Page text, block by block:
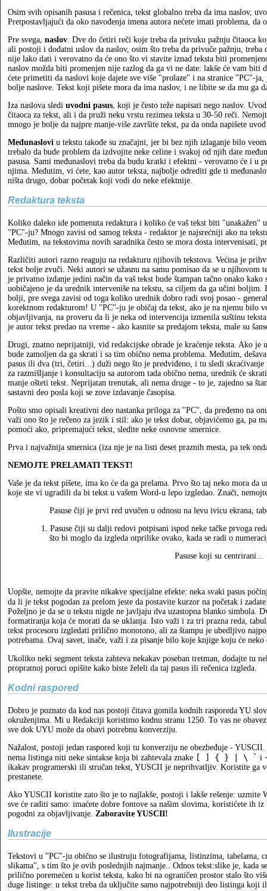
Osim svih opisanih pasusa i rečenica, tekst globalno treba da ima naslov,
Pretpostavljajući da oko navođenja imena autora nećete imati problema, da
Pre svega, naslov . Dve do četiri reči koje treba da privuku pažnju čitaoca
ali postoji i dodatni uslov da naslov, osim što treba da privuče pažnju, treba
nije lako dati i verovatno da će ono što vi stavite iznad teksta biti
naslov možda biti promenjen nije razlog da ga vi ne date: lakše će vam biti
ćete primetiti da naslovi koje dajete sve više "prolaze" i na stranice "PC"-
bolje naslove. Tekst koji pišete mora da ima naslov, i ne libite se da mu ga
Iza naslova sledi uvodni pasus , koji je često teže napisati nego naslov.
čitaoca za tekst, ali i da pruži neku vrstu rezimea teksta u 30-50 reči.
mnogo je bolje da najpre manje-više završite tekst, pa da onda napišete
Međunaslovi u tekstu takođe su značajni, jer bi bez njih izlaganje bilo
trebalo da bude problem da izdvojite neke celine i svakoj od njih date
pasusa. Sami međunaslovi treba da budu kratki i efektni - verovatno će i u
njima. Međutim, vi ćete, kao autor teksta, najbolje odrediti gde ti
ništa drugo, dobar početak koji vodi do neke efektnije.
Redaktura teksta
Koliko daleko ide pomenuta redaktura i koliko će vaš tekst biti "unakažen"
"PC"-ju? Mnogo zavisi od samog teksta - redaktor je najsrećniji ako na
Međutim, na tekstovima novih saradnika često se mora dosta intervenisati,
Različiti autori razno reaguju na redakturu njihovih tekstova. Većina je
tekst bolje zvuči. Neki autori se užasnu na samu pomisao da se u njihovom
je privatno izdanje jedini način da vaš tekst bude štampan tačno onako
uobičajeno je da urednik interveniše na tekstu, sa ciljem da ga učini
bolji, pre svega zavisi od toga koliko urednik dobro radi svoj posao -
korektnom redakturom! U "PC"-ju je običaj da tekst, ako je na njemu bilo
objavljivanja, na proveru da li je neka od intervencija izmenila suštinu
je autor tekst predao na vreme - ako kasnite sa predajom teksta, male su
Drugi, znatno neprijatniji, vid redakcijske obrade je kraćenje teksta. Ako je
bude zamoljen da ga skrati i sa tim obično nema problema. Međutim,
pasus ili dva (tri, četiri...) duži nego što je predviđeno, i tu sledi
za razmišljanje i konsultaciju sa autorom tada obično nema, urednik će
manje ošteti tekst. Neprijatan trenutak, ali nema druge - to je, zajedno sa
sastavni deo posla koji se zove izdavanje časopisa.
Pošto smo opisali kreativni deo nastanka priloga za "PC", da pređemo na
važi ono što je rečeno za jezik i stil: ako je tekst dobar, objavićemo ga, pa
pomoći ako, pripremajući tekst, sledite neke osnovne smernice.
Prva i najvažnija smernica (iza nje je na listi deset praznih mesta, pa tek
NEMOJTE PRELAMATI TEKST!
Vaše je da tekst pišete, ima ko će da ga prelama. Prvo što taj neko mora da
koje ste vi ugradili da bi tekst u vašem Word-u lepo izgledao. Znači,
Pasuse čiji je prvi red uvučen u odnosu na levu ivicu ekrana,
1. Pasuse čiji su dalji redovi potpisani ispod neke tačke prvoga
što bi moglo da izgleda otprilike ovako, kada se radi o
Pasuse koji su centrirani...
Uopšte, nemojte da pravite nikakve specijalne efekte: neka svaki pasus
da li je tekst pogodan za prelom jeste da postavite kurzor na početak i
Poželjno je da se u tekstu nigde ne javljaju dva uzastopna blanko simbola.
formatiranja koja će morati da se uklanja. Isto važi i za tri prazna reda,
tekst procesoru izgledati prilično monotono, ali za štampu je ubedljivo
potrebama. Ovaj savet, inače, važi i za pisanje bilo koje knjige koju će
Ukoliko neki segment teksta zahteva nekakav poseban tretman, dodajte tu
propratnoj poruci opišite kako biste želeli da taj pasus ili rečenica izgleda.
Kodni raspored
Dobro je poznato da kod nas postoji čitava gomila kodnih rasporeda YU
okruženjima. Mi u Redakciji koristimo kodnu stranu 1250. To vas ne
sve dok UYU može da obavi potrebnu konverziju.
Nažalost, postoji jedan raspored koji tu konverziju ne obezbeđuje -
nema listinga niti neke sintakse koja bi zahtevala znake [ ] { } | \ ` i
ikakav programerski ili stručan tekst, YUSCII je neprihvatljiv. Koristite ga
prestanete.
Ako YUSCII koristite zato što je to najlakše, postoji i lakše rešenje: uzmite
sve će raditi samo: imaćete dobre fontove sa našim slovima, koristićete ih
pogodni za objavljivanje. Zaboravite YUSCII!
Ilustracije
Tekstovi u "PC"-ju obično se ilustruju fotografijama, listinzima, tabelama,
slikama", s tim što je ovih poslednjih najmanje.. Odnos tekst:slike je, kada
prilično poremećen u korist teksta, kako bi na ograničen prostor stalo što
duge listinge: u tekst treba da uključite samo najpotrebniji deo listinga koji